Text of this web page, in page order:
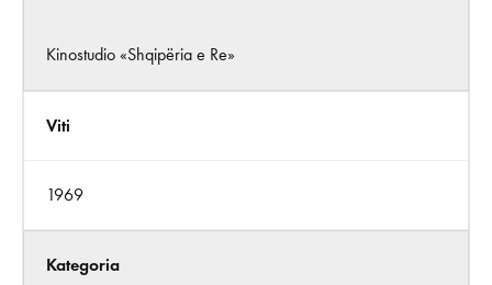
Kinostudio «Shqipëria e Re»
Viti
1969
Kategoria